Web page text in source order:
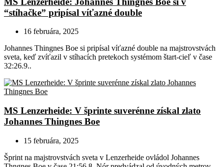
“stíhačke” pripísal víťazné double
16 februára, 2025
Johannes Thingnes Boe si pripísal víťazné double na majstrovstvách
sveta, keď zvíťazil v stíhacích pretekoch systémom štart-cieľ v čase
32:26.9..
MS Lenzerheide: V šprinte suverénne získal zlato
Johannes Thingnes Boe
15 februára, 2025
Šprint na majstrovstvách sveta v Lenzerheide ovládol Johannes